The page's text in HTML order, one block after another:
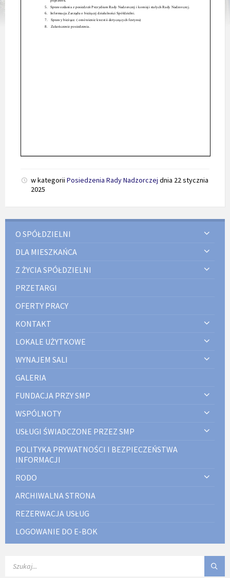
w kategorii Posiedzenia Rady Nadzorczej dnia 22 stycznia
2025
O SPÓŁDZIELNI
DLA MIESZKAŃCA
Z ŻYCIA SPÓŁDZIELNI
PRZETARGI
OFERTY PRACY
KONTAKT
LOKALE UŻYTKOWE
WYNAJEM SALI
GALERIA
FUNDACJA PRZY SMP
WSPÓLNOTY
USŁUGI ŚWIADCZONE PRZEZ SMP
POLITYKA PRYWATNOŚCI I BEZPIECZEŃSTWA
INFORMACJI
RODO
ARCHIWALNA STRONA
REZERWACJA USŁUG
LOGOWANIE DO E-BOK